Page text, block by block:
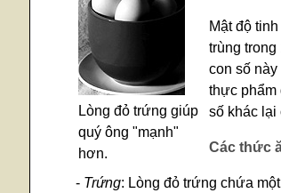
Lòng đỏ trứng giúp
quý ông "mạnh"
hơn.
Mật độ
trùng
con số
thực phẩm
số khác lại
Các thức
- Trứng: Lòng đỏ trứng chứa